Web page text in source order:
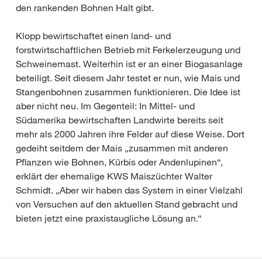
den rankenden Bohnen Halt gibt.
Klopp bewirtschaftet einen land- und
forstwirtschaftlichen Betrieb mit Ferkelerzeugung und
Schweinemast. Weiterhin ist er an einer Biogasanlage
beteiligt. Seit diesem Jahr testet er nun, wie Mais und
Stangenbohnen zusammen funktionieren. Die Idee ist
aber nicht neu. Im Gegenteil: In Mittel- und
Südamerika bewirtschaften Landwirte bereits seit
mehr als 2000 Jahren ihre Felder auf diese Weise. Dort
gedeiht seitdem der Mais „zusammen mit anderen
Pflanzen wie Bohnen, Kürbis oder Andenlupinen“,
erklärt der ehemalige KWS Maiszüchter Walter
Schmidt. „Aber wir haben das System in einer Vielzahl
von Versuchen auf den aktuellen Stand gebracht und
bieten jetzt eine praxistaugliche Lösung an.“